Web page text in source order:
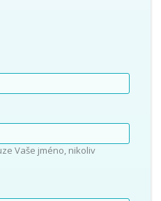
Vaše jméno, nikoliv